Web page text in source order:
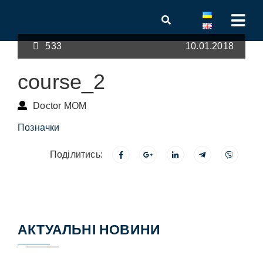
533 10.01.2018
course_2
Doctor MOM
Позначки
Поділитись:
АКТУАЛЬНІ НОВИНИ